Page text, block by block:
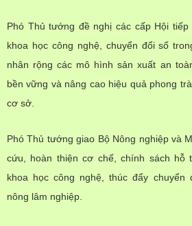
Phó Thủ tướng đề nghị các cấp Hội
khoa học công nghệ, chuyển đổi số
nhân rộng các mô hình sản xuất an
bền vững và nâng cao hiệu quả phong
cơ sở.
Phó Thủ tướng giao Bộ Nông nghiệp và
cứu, hoàn thiện cơ chế, chính sách hỗ
khoa học công nghệ, thúc đẩy chuyển
nông lâm nghiệp.